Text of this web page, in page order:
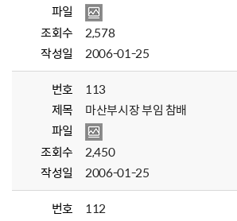
파일
조회수
2,578
작성일
2006-01-25
번호
113
제목
마산부시장 부임 참배
파일
조회수
2,450
작성일
2006-01-25
번호
112